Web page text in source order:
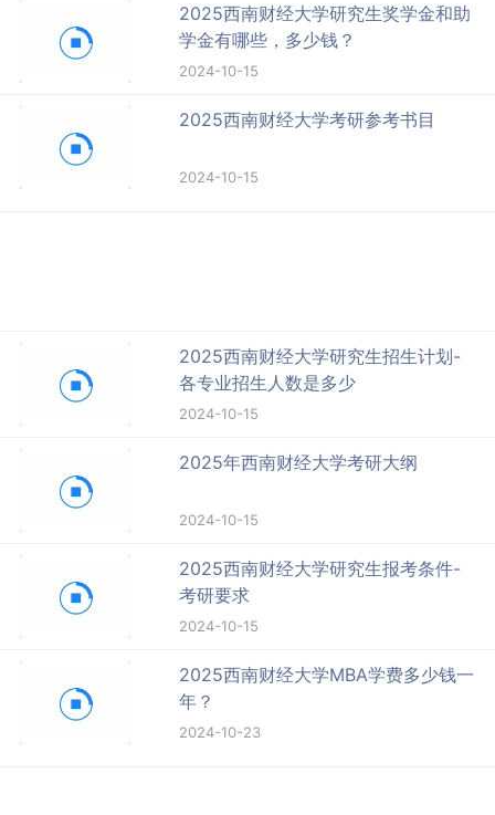
2025西南财经大学研究生奖学金和助
学金有哪些，多少钱？
2024-10-15
2025西南财经大学考研参考书目
2024-10-15
2025西南财经大学研究生招生计划-
各专业招生人数是多少
2024-10-15
2025年西南财经大学考研大纲
2024-10-15
2025西南财经大学研究生报考条件-
考研要求
2024-10-15
2025西南财经大学MBA学费多少钱一
年？
2024-10-23